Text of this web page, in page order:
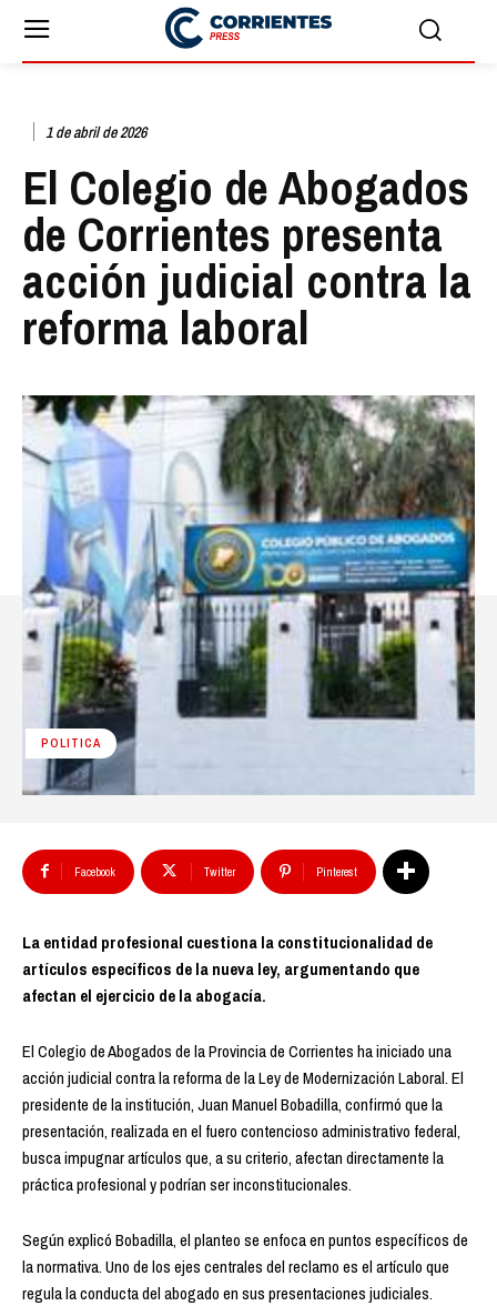
1 de abril de 2026
El Colegio de Abogados
de Corrientes presenta
acción judicial contra la
reforma laboral
POLITICA
Facebook Twitter Pinterest
La entidad profesional cuestiona la constitucionalidad de
artículos específicos de la nueva ley, argumentando que
afectan el ejercicio de la abogacía.
El Colegio de Abogados de la Provincia de Corrientes ha iniciado una
acción judicial contra la reforma de la Ley de Modernización Laboral. El
presidente de la institución, Juan Manuel Bobadilla, confirmó que la
presentación, realizada en el fuero contencioso administrativo federal,
busca impugnar artículos que, a su criterio, afectan directamente la
práctica profesional y podrían ser inconstitucionales.
Según explicó Bobadilla, el planteo se enfoca en puntos específicos de
la normativa. Uno de los ejes centrales del reclamo es el artículo que
regula la conducta del abogado en sus presentaciones judiciales.